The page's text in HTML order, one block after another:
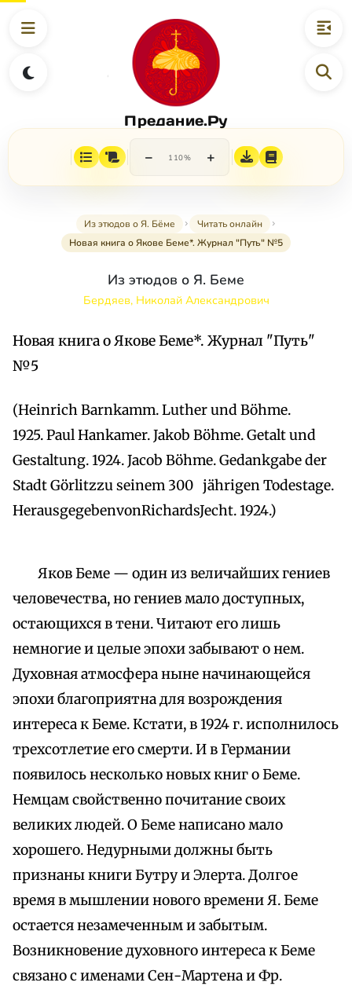
Предание.Ру
− 110% +
Из этюдов о Я. Бёме
Читать онлайн
Новая книга о Якове Беме*. Журнал "Путь" №5
Из этюдов о Я. Беме
Бердяев, Николай Александрович
Новая книга о Якове Беме*. Журнал "Путь"
№5
(Heinrich Barnkamm. Luther und Böhme.
1925. Paul Hankamer. Jakob Böhme. Getalt und
Gestaltung. 1924. Jacob Böhme. Gedankgabe der
Stadt Görlitzzu seinem 300 jährigen Todestage.
HerausgegebenvonRichardsJecht. 1924.)
Яков Беме — один из величайших гениев
человечества, но гениев мало доступных,
остающихся в тени. Читают его лишь
немногие и целые эпохи забывают о нем.
Духовная атмосфера ныне начинающейся
эпохи благоприятна для возрождения
интереса к Беме. Кстати, в 1924 г. исполнилось
трехсотлетие его смерти. И в Германии
появилось несколько новых книг о Беме.
Немцам свойственно почитание своих
великих людей. О Беме написано мало
хорошего. Недурными должны быть
признаны книги Бутру и Элерта. Долгое
время в мышлении нового времени Я. Беме
остается незамеченным и забытым.
Возникновение духовного интереса к Беме
связано с именами Сен-Мартена и Фр.